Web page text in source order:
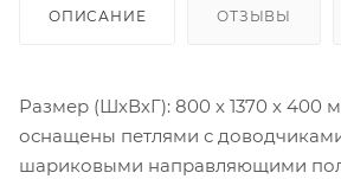
ОПИСАНИЕ ОТЗЫВЫ
Размер (ШхВхГ): 800 х 1370 х 400
оснащены петлями с
шариковыми направляющими